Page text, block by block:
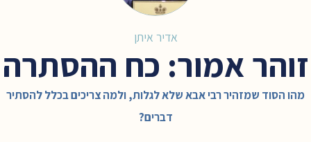
אדיר איתן
זוהר אמור: כח ההסתרה
מהו הסוד שמזהיר רבי אבא שלא לגלות, ולמה צריכים בכלל להסתיר
דברים?